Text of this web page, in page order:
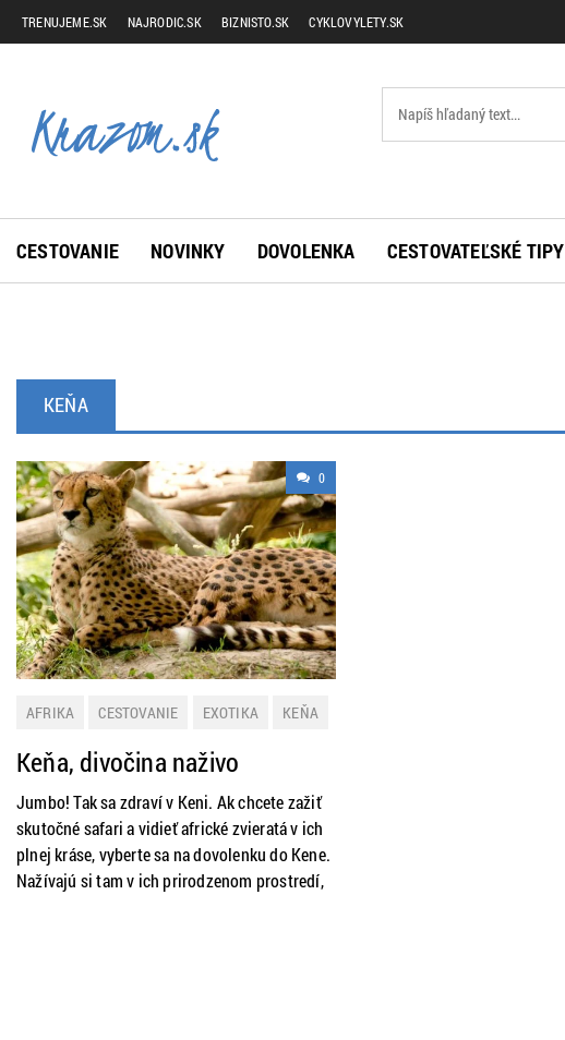
TRENUJEME.SK NAJRODIC.SK BIZNISTO.SK CYKLOVYLETY.SK
CESTOVANIE NOVINKY DOVOLENKA CESTOVATEĽSKÉ TIPY
KEŇA
0
AFRIKA CESTOVANIE EXOTIKA KEŇA
Keňa, divočina naživo
Jumbo! Tak sa zdraví v Keni. Ak chcete zažiť
skutočné safari a vidieť africké zvieratá v ich
plnej kráse, vyberte sa na dovolenku do Kene.
Nažívajú si tam v ich prirodzenom prostredí,